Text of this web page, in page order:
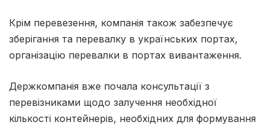
Крім перевезення, компанія також забезпечує
зберігання та перевалку в українських портах,
організацію перевалки в портах вивантаження.
Держкомпанія вже почала консультації з
перевізниками щодо залучення необхідної
кількості контейнерів, необхідних для формування